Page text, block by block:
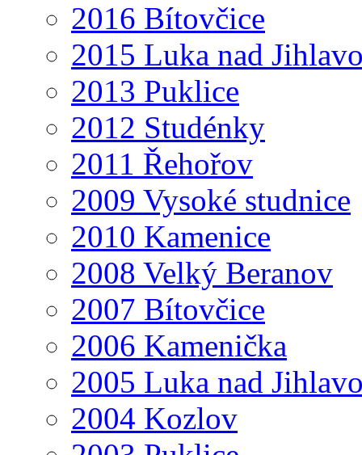
2016 Bítovčice
2015 Luka nad
2013 Puklice
2012 Studénky
2011 Řehořov
2009 Vysoké studnice
2010 Kamenice
2008 Velký Beranov
2007 Bítovčice
2006 Kamenička
2005 Luka nad
2004 Kozlov